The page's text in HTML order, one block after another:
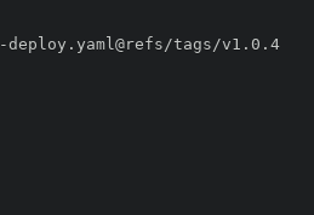
-
deploy.yaml@refs/tags/v1.0.4